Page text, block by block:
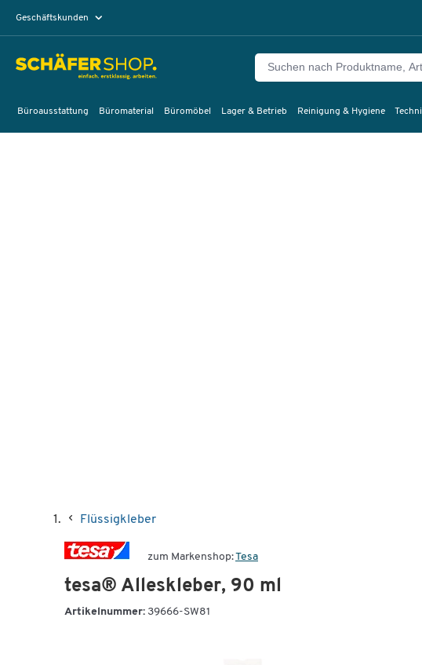
Geschäftskunden
Büroausstattung Büromaterial Büromöbel Lager & Betrieb Reinigung & Hygiene
Flüssigkleber
zum Markenshop:Tesa
tesa® Alleskleber, 90 ml
Artikelnummer: 39666-SW81